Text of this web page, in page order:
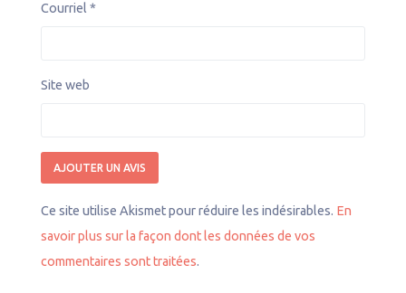
Courriel *
Site web
Ce site utilise Akismet pour réduire les indésirables. En
savoir plus sur la façon dont les données de vos
commentaires sont traitées.